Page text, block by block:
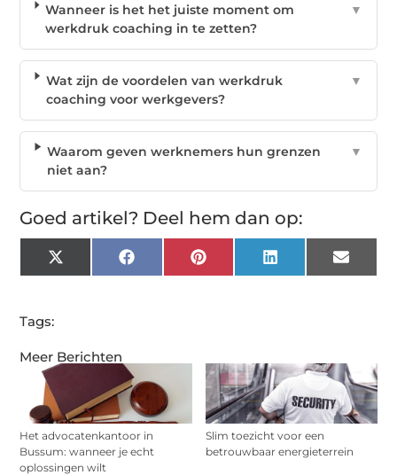
Meer Berichten
Het advocatenkantoor in
Bussum: wanneer je echt
oplossingen wilt
Slim toezicht voor een
betrouwbaar energieterrein
Wanneer is het het juiste moment om
werkdruk coaching in te zetten?
▼
Wat zijn de voordelen van werkdruk
coaching voor werkgevers?
▼
Waarom geven werknemers hun grenzen
niet aan?
▼
Goed artikel? Deel hem dan op:
X
(Twitter)
Facebook Pinterest LinkedIn Email
Tags: